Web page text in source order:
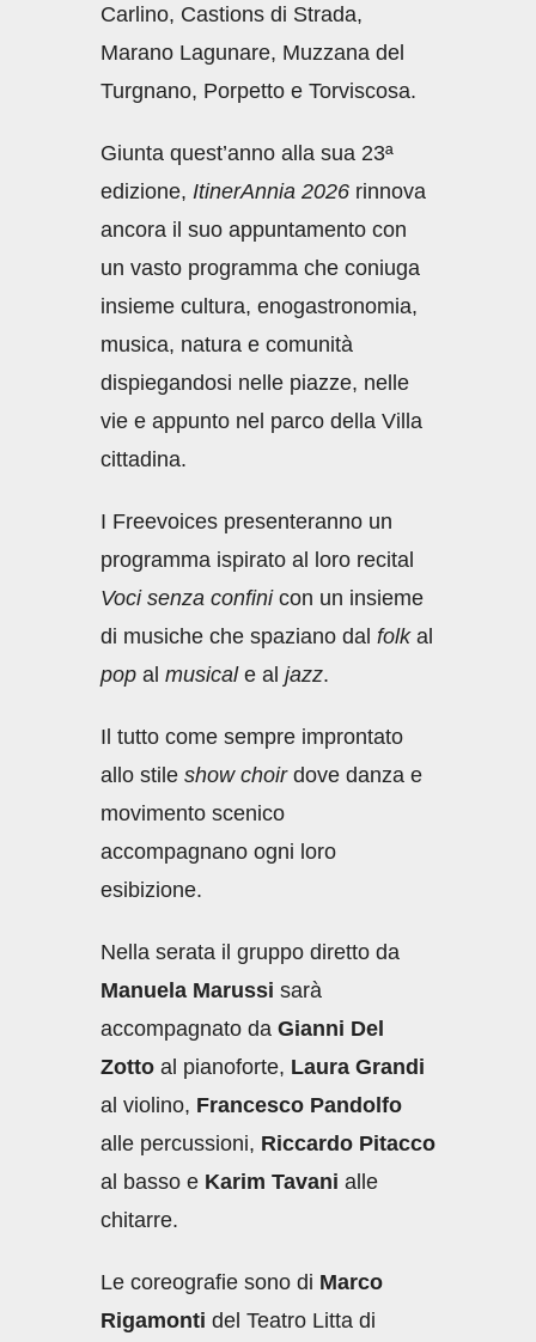
Carlino, Castions di Strada,
Marano Lagunare, Muzzana del
Turgnano, Porpetto e Torviscosa.
Giunta quest’anno alla sua 23ª
edizione, ItinerAnnia 2026 rinnova
ancora il suo appuntamento con
un vasto programma che coniuga
insieme cultura, enogastronomia,
musica, natura e comunità
dispiegandosi nelle piazze, nelle
vie e appunto nel parco della Villa
cittadina.
I Freevoices presenteranno un
programma ispirato al loro recital
Voci senza confinicon un insieme
di musiche che spaziano dal folkal
pop al musicale al jazz.
Il tutto come sempre improntato
allo stile show choirdove danza e
movimento scenico
accompagnano ogni loro
esibizione.
Nella serata il gruppo diretto da
Manuela Marussi sarà
accompagnato da Gianni Del
Zotto al pianoforte, Laura Grandi
al violino, Francesco Pandolfo
alle percussioni, Riccardo Pitacco
al basso e Karim Tavani alle
chitarre.
Le coreografie sono di Marco
Rigamonti del Teatro Litta di